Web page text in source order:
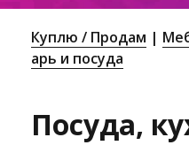
Куплю / Продам
арь и посуда
Посуда,